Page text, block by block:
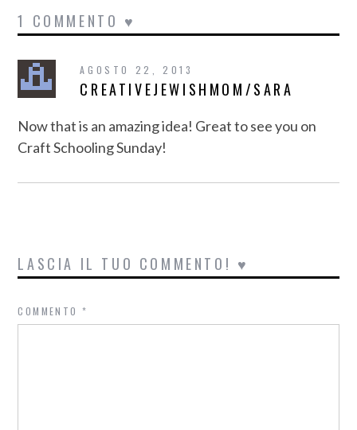
1 COMMENTO ♥
AGOSTO 22, 2013
CREATIVEJEWISHMOM/SARA
Now that is an amazing idea! Great to see you on
Craft Schooling Sunday!
LASCIA IL TUO COMMENTO! ♥
COMMENTO*